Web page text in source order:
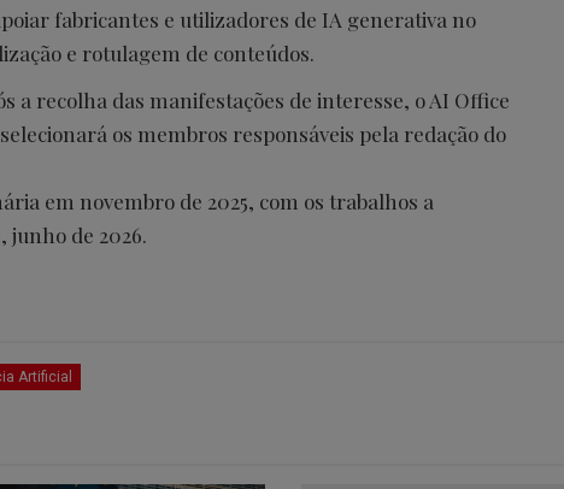
fabricantes e utilizadores de IA generativa no
e rotulagem de conteúdos.
a recolha das manifestações de interesse, o AI Office
os membros responsáveis pela redação do
em novembro de 2025, com os trabalhos a
de 2026.
Artificial